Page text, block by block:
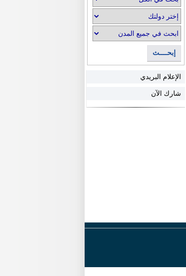
إبحــــث
الإعلام البريدي
شارك الآن